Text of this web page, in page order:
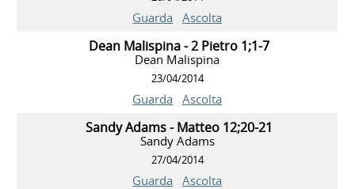
Guarda Ascolta
Dean Malispina - 2 Pietro 1;1-7
Dean Malispina
23/04/2014
Guarda Ascolta
Sandy Adams - Matteo 12;20-21
Sandy Adams
27/04/2014
Guarda Ascolta